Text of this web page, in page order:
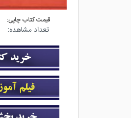
قیمت کتاب چاپی:
تعداد مشاهده: